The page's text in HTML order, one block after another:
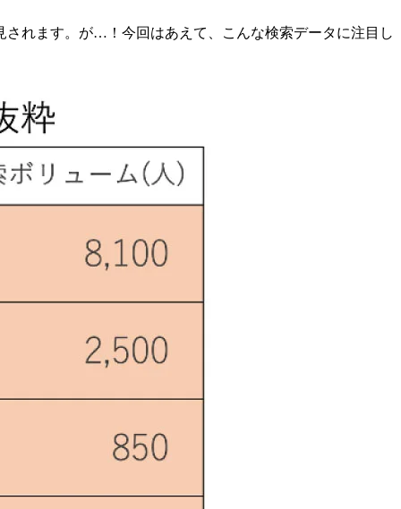
れます。が…！今回はあえて、こんな検索データに注目し